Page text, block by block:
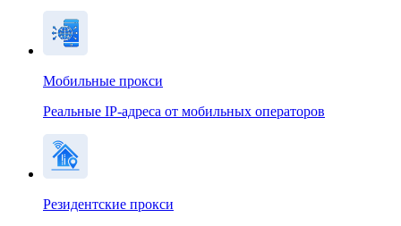
Мобильные прокси
Реальные IP-адреса от мобильных операторов
Резидентские прокси